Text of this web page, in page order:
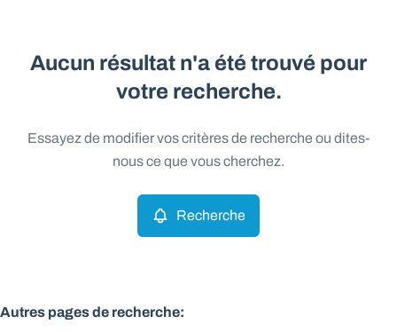
Waret-L'evêque (4217) Remove
Appartement Remove
Vue de la carte
Recherche Trier par
Aucun résultat n'a été trouvé pour
votre recherche.
Essayez de modifier vos critères de recherche ou dites-
nous ce que vous cherchez.
Recherche
Autres pages de recherche: